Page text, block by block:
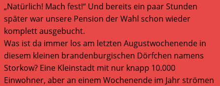
„Natürlich! Mach fest!“ Und bereits ein paar Stunden
später war unsere Pension der Wahl schon wieder
komplett ausgebucht.
Was ist da immer los am letzten Augustwochenende in
diesem kleinen brandenburgischen Dörfchen namens
Storkow? Eine Kleinstadt mit nur knapp 10.000
Einwohner, aber an einem Wochenende im Jahr strömen